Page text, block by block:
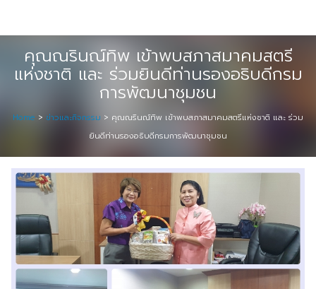
Event & Exhibition Solution
intro
Media Solution
Seminar Service Solution
Trading & E-Commerce Solution
จัดงานแสดงสินค้าและอีเว้นท์ต่าง ๆ
ติดต่อเรา
คุณณรินณ์ทิพ เข้าพบสภาสมาคมสตรี
แห่งชาติ และ ร่วมยินดีท่านรองอธิบดีกรม
การพัฒนาชุมชน
Home > ข่าวและกิจกรรม > คุณณรินณ์ทิพ เข้าพบสภาสมาคมสตรีแห่งชาติ และ ร่วม
ยินดีท่านรองอธิบดีกรมการพัฒนาชุมชน